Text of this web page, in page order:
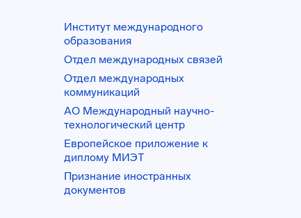
Институт международного
образования
Отдел международных связей
Отдел международных
коммуникаций
АО Международный научно-
технологический центр
Европейское приложение к
диплому МИЭТ
Признание иностранных
документов